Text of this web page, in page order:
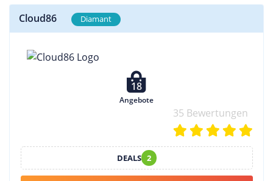
Cloud86 Diamant
18
Angebote
35 Bewertungen
DEALS 2